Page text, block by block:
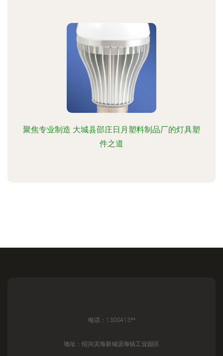
聚焦专业制造 大城县邵庄日月塑料制品厂的灯具塑
件之道
电话：1300413**
地址：绍兴滨海新城沥海镇工业园区